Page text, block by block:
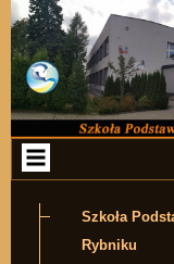
Szkoła
Rybniku